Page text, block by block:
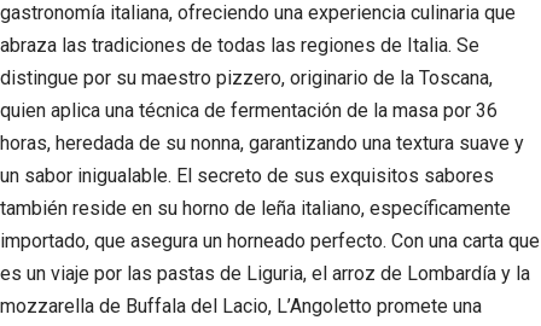
gastronomía italiana, ofreciendo una experiencia culinaria que
abraza las tradiciones de todas las regiones de Italia. Se
distingue por su maestro pizzero, originario de la Toscana,
quien aplica una técnica de fermentación de la masa por 36
horas, heredada de su nonna, garantizando una textura suave y
un sabor inigualable. El secreto de sus exquisitos sabores
también reside en su horno de leña italiano, específicamente
importado, que asegura un horneado perfecto. Con una carta que
es un viaje por las pastas de Liguria, el arroz de Lombardía y la
mozzarella de Buffala del Lacio, L’Angoletto promete una